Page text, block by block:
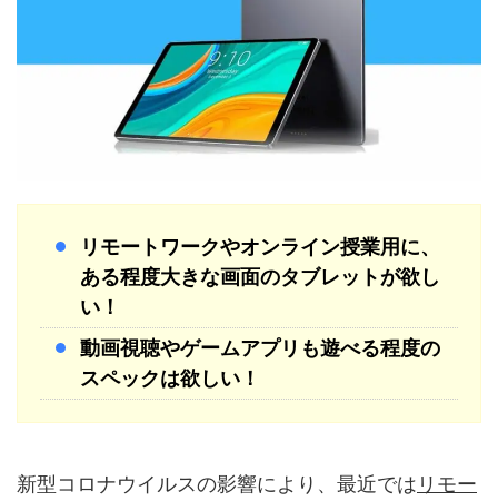
リモートワークやオンライン授業用に、
ある程度大きな画面のタブレットが欲し
い！
動画視聴やゲームアプリも遊べる程度の
スペックは欲しい！
新型コロナウイルスの影響により、最近では リモー